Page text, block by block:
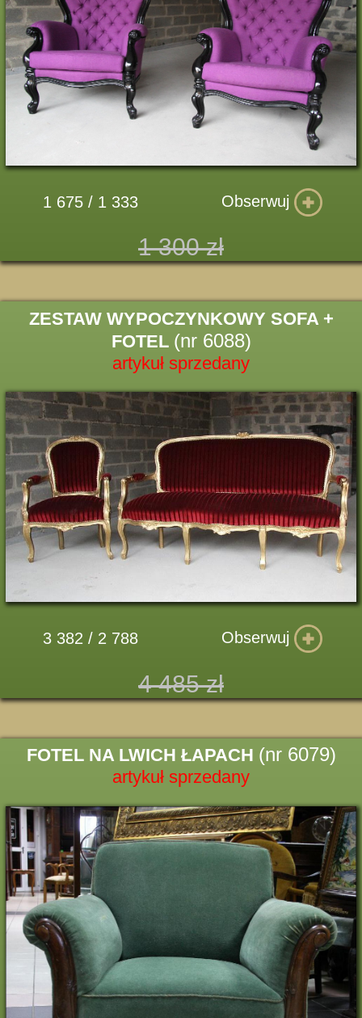
1 675 / 1 333 Obserwuj
1 300 zł
ZESTAW WYPOCZYNKOWY SOFA +
FOTEL (nr 6088)
artykuł sprzedany
3 382 / 2 788 Obserwuj
4 485 zł
FOTEL NA LWICH ŁAPACH (nr 6079)
artykuł sprzedany